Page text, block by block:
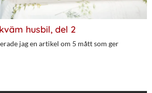
husbil, del 2
jag en artikel om 5 mått som ger